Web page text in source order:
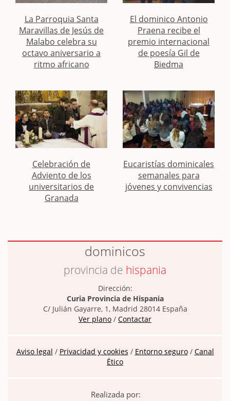
La Parroquia Santa
Maravillas de Jesús de
Malabo celebra su
octavo aniversario a
ritmo africano
El dominico Antonio
Praena recibe el
premio internacional
de poesía Gil de
Biedma
Celebración de
Adviento de los
universitarios de
Granada
Eucaristías dominicales
semanales para
jóvenes y convivencias
dominicos
provincia de hispania
Dirección:
Curia Provincia de Hispania
C/ Julián Gayarre, 1, Madrid 28014 España
Ver plano / Contactar
Aviso legal / Privacidad y cookies / Entorno seguro / Canal
Ético
Realizada por: